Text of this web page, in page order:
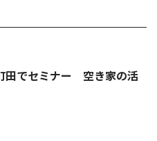
田でセミナー 空き家の活